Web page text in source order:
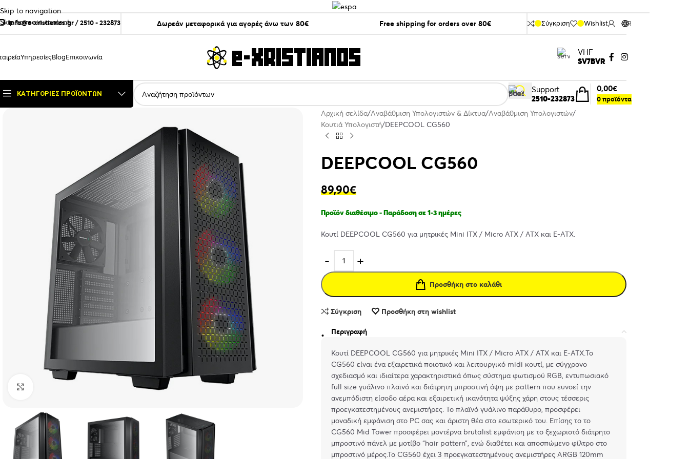
Skip to navigation
Skip to main content
info@e-xristianos.gr/2510 - 232873 Δωρεάν μεταφορικά για αγορές άνω των 80€ Free shipping for orders over 80€ Σύγκριση Wishlist GR
ΥπηρεσίεςBlogΕπικοινωνία
VHF
SV7BVR
ΚΑΤΗΓΟΡΊΕΣ ΠΡΟΪΌΝΤΩΝ
Support
2510-232873
0προϊόντα
0,00€
Αρχική σελίδα Αναβάθμιση Υπολογιστών & Δίκτυα Αναβάθμιση Υπολογιστών
Κουτιά Υπολογιστή DEEPCOOL CG560
DEEPCOOL CG560
89,90€
Προϊόν διαθέσιμο - Παράδοση σε 1-3 ημέρες
Κουτί DEEPCOOL CG560 για μητρικές Mini ITX / Micro ATX / ATX και E-ATX.
Προσθήκη στο καλάθι
Σύγκριση Προσθήκη στη wishlist
Περιγραφή
Κουτί DEEPCOOL CG560 για μητρικές Mini ITX / Micro ATX / ATX και E-ATX.Το
CG560 είναι ένα εξαιρετικά ποιοτικό και λειτουργικό midi κουτί, με σύγχρονο
σχεδιασμό και ιδιαίτερα χαρακτηριστικά όπως σύστημα φωτισμού RGΒ, εντυπωσιακό
full size γυάλινο πλαϊνό και διάτρητη μπροστινή όψη με pattern που ευνοεί την
ανεμπόδιστη είσοδο αέρα και εξαιρετική ικανότητα ψύξης χάρη στους τέσσερις
προεγκατεστημένους ανεμιστήρες. Το πλαϊνό γυάλινο παράθυρο, προσφέρει
μοναδική εμφάνιση στο PC σας και άριστη θέα στο εσωτερικό του. Επίσης το το
CG560 Mid Tower προσφέρει μοντέρνα brutalist εμφάνιση με το ξεχωριστό διάτρητο
μπροστινό πάνελ με μοτίβο “hair pattern”, ενώ διαθέτει και αποσπώμενο φίλτρο στο
μπροστινό μέρος.Το CG560 έχει 3 προεγκατεστημένους ανεμιστήρες ARGB 120mm